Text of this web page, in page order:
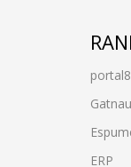
Gatnau
ERP